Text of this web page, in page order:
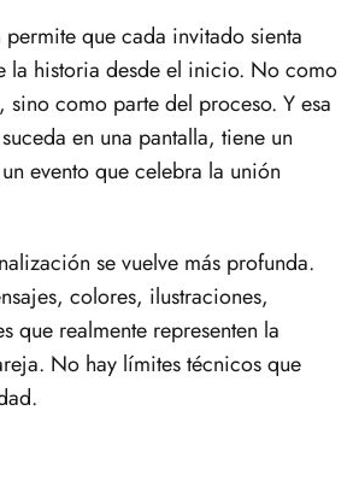
que cada invitado sienta
la historia desde el inicio. No como
sino como parte del proceso. Y esa
en una pantalla, tiene un
evento que celebra la unión
se vuelve más profunda.
colores, ilustraciones,
que realmente representen la
No hay límites técnicos que